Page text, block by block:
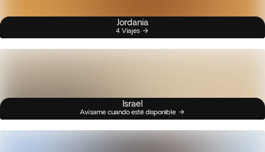
Jordania
4 Viajes
Israel
Avísame cuando esté disponible